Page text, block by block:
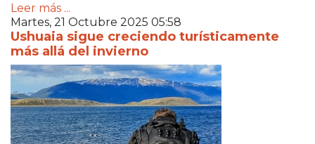
Leer más ...
Martes, 21 Octubre 2025 05:58
Ushuaia sigue creciendo turísticamente
más allá del invierno